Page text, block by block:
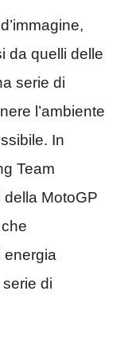
da quelli delle
serie di
l’ambiente
In
Team
della MotoGP
energia
di